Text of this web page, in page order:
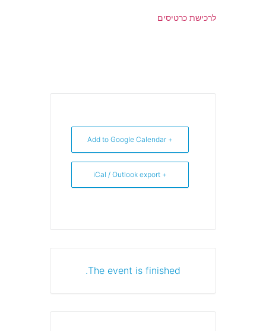
לרכישת כרטיסים
+ Add to Google Calendar
+ iCal / Outlook export
The event is finished.